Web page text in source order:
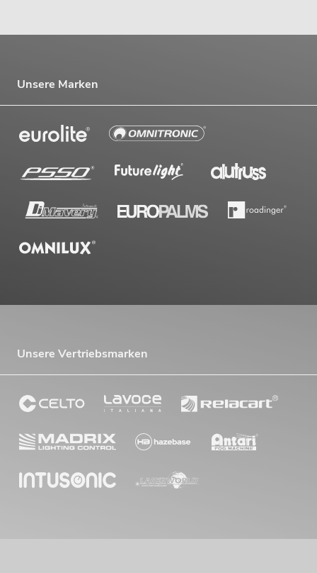
Unsere Marken
Unsere Vertriebsmarken